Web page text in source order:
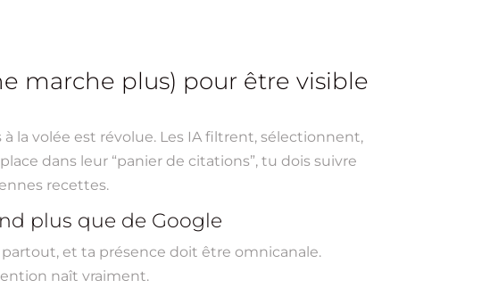
marche plus) pour être visible
la volée est révolue. Les IA filtrent, sélectionnent,
dans leur “panier de citations”, tu dois suivre
recettes.
plus que de Google
et ta présence doit être omnicanale.
naît vraiment.